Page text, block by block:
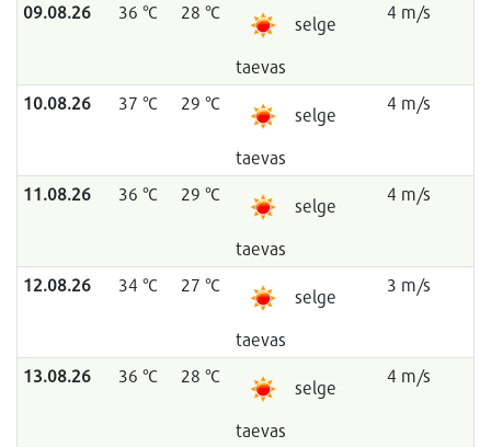
09.08.26 36 °C 28 °C
selge
taevas
4 m/s
10.08.26 37 °C 29 °C
selge
taevas
4 m/s
11.08.26 36 °C 29 °C
selge
taevas
4 m/s
12.08.26 34 °C 27 °C
selge
taevas
3 m/s
13.08.26 36 °C 28 °C
selge
taevas
4 m/s